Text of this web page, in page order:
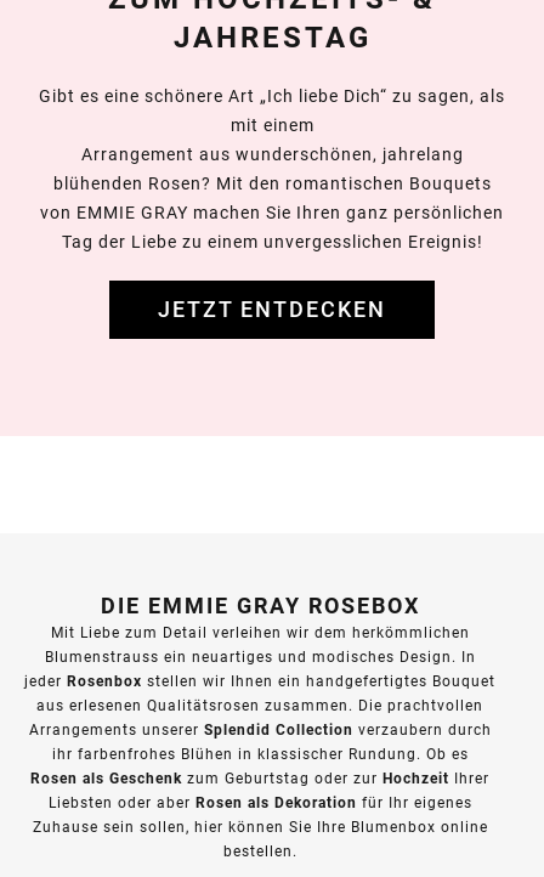
JAHRESTAG
Gibt es eine schönere Art „Ich liebe Dich“ zu sagen, als
mit einem
Arrangement aus wunderschönen, jahrelang
blühenden Rosen? Mit den romantischen Bouquets
von EMMIE GRAY machen Sie Ihren ganz persönlichen
Tag der Liebe zu einem unvergesslichen Ereignis!
JETZT ENTDECKEN
DIE EMMIE GRAY ROSEBOX
Mit Liebe zum Detail verleihen wir dem herkömmlichen
Blumenstrauss ein neuartiges und modisches Design. In
jeder Rosenbox stellen wir Ihnen ein handgefertigtes Bouquet
aus erlesenen Qualitätsrosen zusammen. Die prachtvollen
Arrangements unserer Splendid Collection verzaubern durch
ihr farbenfrohes Blühen in klassischer Rundung. Ob es
Rosen als Geschenk zum Geburtstag oder zur Hochzeit Ihrer
Liebsten oder aber Rosen als Dekoration für Ihr eigenes
Zuhause sein sollen, hier können Sie Ihre Blumenbox online
bestellen.